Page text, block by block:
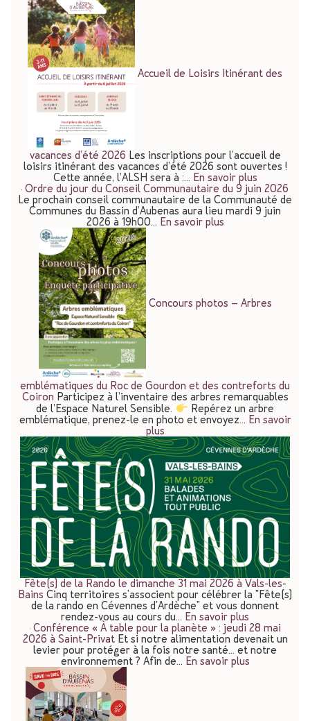
Accueil de Loisirs Itinérant des
vacances d’été 2026 Les inscriptions pour l’accueil de
loisirs itinérant des vacances d’été 2026 sont ouvertes !
Cette année, l’ALSH sera à :… En savoir plus
Ordre du jour du Conseil Communautaire du 9 juin 2026
Le prochain conseil communautaire de la Communauté de
Communes du Bassin d’Aubenas aura lieu mardi 9 juin
2026 à 19h00… En savoir plus
Concours photos – Arbres
emblématiques du Roc de Gourdon et des contreforts du
Coiron Participez à l’inventaire des arbres remarquables
de l’Espace Naturel Sensible.
Repérez un arbre
emblématique, prenez-le en photo et envoyez… En savoir
plus
Fête(s) de la Rando le dimanche 31 mai 2026 à Vals-les-
Bains Cinq territoires s'associent pour célébrer la "Fête(s)
de la rando en Cévennes d'Ardèche" et vous donnent
rendez-vous au cours du… En savoir plus
Conférence « À table pour la planète » : jeudi 28 mai
2026 à Saint-Privat Et si notre alimentation devenait un
levier pour protéger à la fois notre santé… et notre
environnement ? Afin de… En savoir plus